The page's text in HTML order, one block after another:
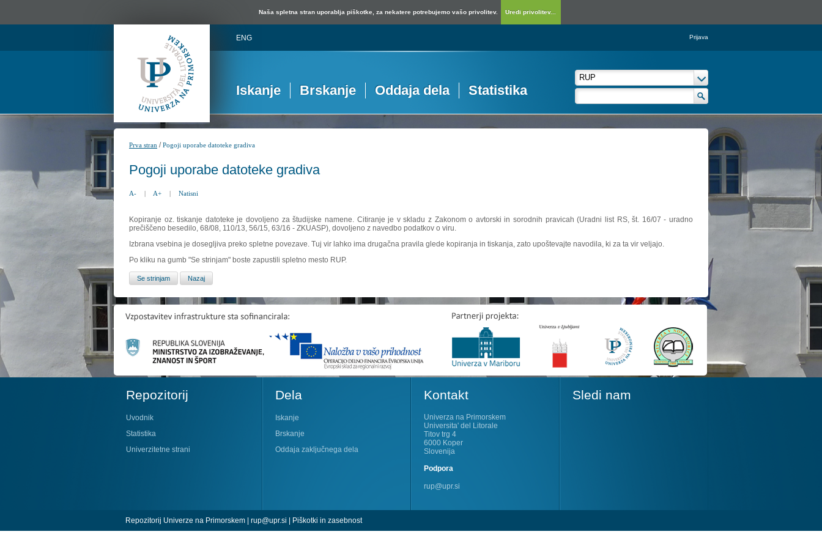
Naša spletna stran uporablja piškotke, za nekatere potrebujemo vašo privolitev. Uredi privolitev...
ENG Prijava
Iskanje Brskanje Oddaja dela Statistika
Prva stran /Pogoji uporabe datoteke gradiva
Pogoji uporabe datoteke gradiva
A- | A+ | Natisni
Kopiranje oz. tiskanje datoteke je dovoljeno za študijske namene. Citiranje je v skladu z Zakonom o avtorski in sorodnih pravicah (Uradni list RS, št. 16/07 - uradno
prečiščeno besedilo, 68/08, 110/13, 56/15, 63/16 - ZKUASP), dovoljeno z navedbo podatkov o viru.
Izbrana vsebina je dosegljiva preko spletne povezave. Tuj vir lahko ima drugačna pravila glede kopiranja in tiskanja, zato upoštevajte navodila, ki za ta vir veljajo.
Po kliku na gumb "Se strinjam" boste zapustili spletno mesto RUP.
Repozitorij
Uvodnik
Statistika
Univerzitetne strani
Dela
Iskanje
Brskanje
Oddaja zaključnega dela
Kontakt
Univerza na Primorskem
Universita' del Litorale
Titov trg 4
6000 Koper
Slovenija
Podpora
rup@upr.si
Sledi nam
Repozitorij Univerze na Primorskem | rup@upr.si | Piškotki in zasebnost